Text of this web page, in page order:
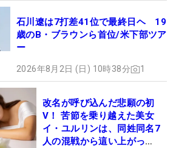
石川遼は7打差41位で最終日ヘ 19
歳のB・ブラウンら首位/米下部ツア
ー
2026年8月2日 (日) 10時38分 1
改名が呼び込んだ悲願の初
V！ 苦節を乗り越えた美女
イ・ユルリンは、同姓同名7
人の混戦から這い上がっ